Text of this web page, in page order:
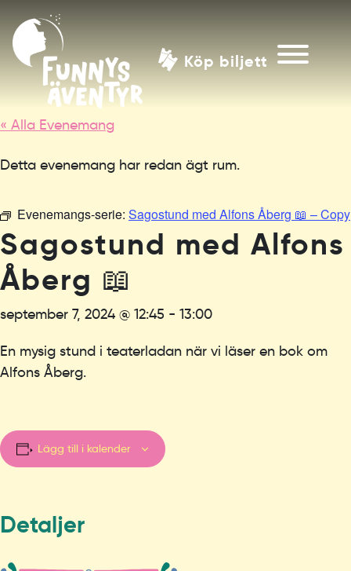
Köp biljett
« Alla Evenemang
Detta evenemang har redan ägt rum.
Evenemangs-serie: Sagostund med Alfons Åberg 📖 – Copy
Sagostund med Alfons
Åberg 📖
september 7, 2024 @ 12:45 - 13:00
En mysig stund i teaterladan när vi läser en bok om
Alfons Åberg.
Lägg till i kalender
Detaljer